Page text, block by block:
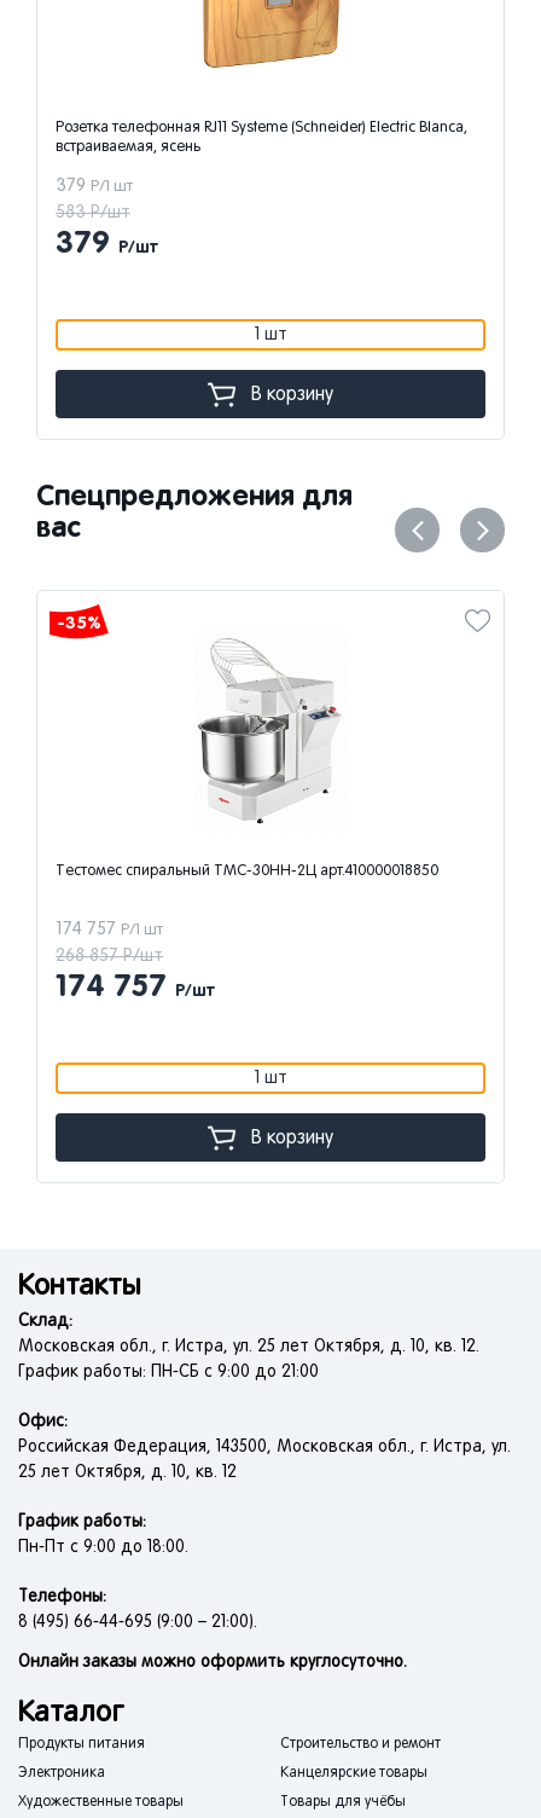
Розетка телефонная RJ11 Systeme (Schneider) Electric Blanca,
встраиваемая, ясень
379 Р/1 шт
583 Р/шт
379 Р/шт
1 шт
В корзину
Спецпредложения для
вас
-35%
Тестомес спиральный ТМС-30НН-2Ц арт.410000018850
174 757 Р/1 шт
268 857 Р/шт
174 757 Р/шт
1 шт
В корзину
Контакты
Склад:
Московская обл., г. Истра, ул. 25 лет Октября, д. 10, кв. 12.
График работы: ПН-СБ с 9:00 до 21:00
Офис:
Российская Федерация, 143500, Московская обл., г. Истра, ул.
25 лет Октября, д. 10, кв. 12
График работы:
Пн-Пт с 9:00 до 18:00.
Телефоны:
8 (495) 66-44-695 (9:00 – 21:00).
Онлайн заказы можно оформить круглосуточно.
Каталог
Продукты питания
Строительство и ремонт
Электроника
Канцелярские товары
Художественные товары
Товары для учёбы